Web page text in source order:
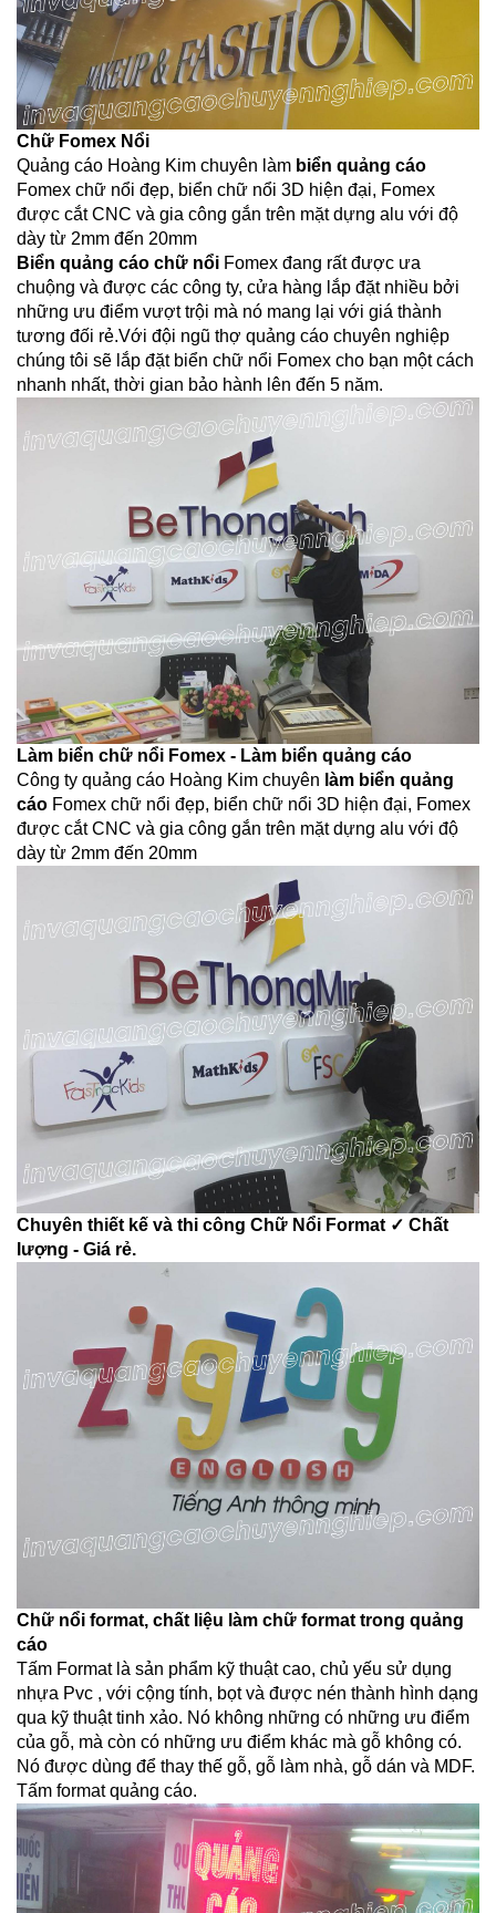
Chữ Fomex Nổi
Quảng cáo Hoàng Kim chuyên làm biển quảng cáo
Fomex chữ nổi đẹp, biển chữ nổi 3D hiện đại, Fomex
được cắt CNC và gia công gắn trên mặt dựng alu với độ
dày từ 2mm đến 20mm
Biển quảng cáo chữ nổi Fomex đang rất được ưa
chuộng và được các công ty, cửa hàng lắp đặt nhiều bởi
những ưu điểm vượt trội mà nó mang lại với giá thành
tương đối rẻ.Với đội ngũ thợ quảng cáo chuyên nghiệp
chúng tôi sẽ lắp đặt biển chữ nổi Fomex cho bạn một cách
nhanh nhất, thời gian bảo hành lên đến 5 năm.
Làm biển chữ nổi Fomex - Làm biển quảng cáo
Công ty quảng cáo Hoàng Kim chuyên làm biển quảng
cáo Fomex chữ nổi đẹp, biển chữ nổi 3D hiện đại, Fomex
được cắt CNC và gia công gắn trên mặt dựng alu với độ
dày từ 2mm đến 20mm
Chuyên thiết kế và thi công Chữ Nổi Format ✓ Chất
lượng - Giá rẻ.
Chữ nổi format, chất liệu làm chữ format trong quảng
cáo
Tấm Format là sản phẩm kỹ thuật cao, chủ yếu sử dụng
nhựa Pvc , với cộng tính, bọt và được nén thành hình dạng
qua kỹ thuật tinh xảo. Nó không những có những ưu điểm
của gỗ, mà còn có những ưu điểm khác mà gỗ không có.
Nó được dùng để thay thế gỗ, gỗ làm nhà, gỗ dán và MDF.
Tấm format quảng cáo.